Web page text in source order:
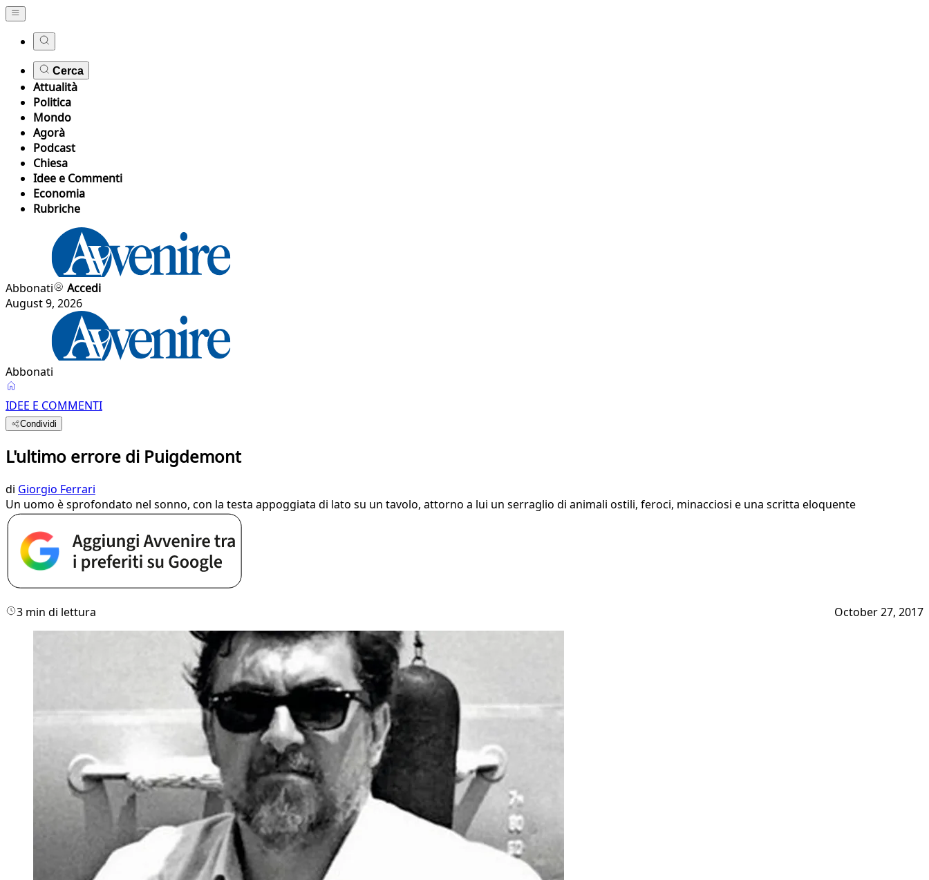
Cerca
Attualità
Politica
Mondo
Agorà
Podcast
Chiesa
Idee e Commenti
Economia
Rubriche
Abbonati
Accedi
August 9, 2026
Abbonati
IDEE E COMMENTI
Condividi
L'ultimo errore di Puigdemont
di Giorgio Ferrari
Un uomo è sprofondato nel sonno, con la testa appoggiata di lato su un tavolo, attorno a lui un serraglio di animali ostili, feroci, minacciosi e una scritta eloquente
3 min di lettura October 27, 2017